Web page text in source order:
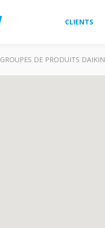
CLIENTS
GROUPES DE PRODUITS DAIKIN